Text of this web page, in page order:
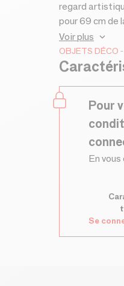
regard
pour 69 cm de large, se
collection,
composée de
qui s’insère
Voir plus
OBJETS DÉCO
Pour
En
Se